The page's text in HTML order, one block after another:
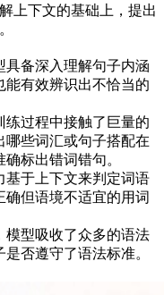
上下文的基础上，提出
具备深入理解句子内涵
能有效辨识出不恰当的
练过程中接触了巨量的
哪些词汇或句子搭配在
标出错词错句。
基于上下文来判定词语
但语境不适宜的用词
模型吸收了众多的语法
否遵守了语法标准。